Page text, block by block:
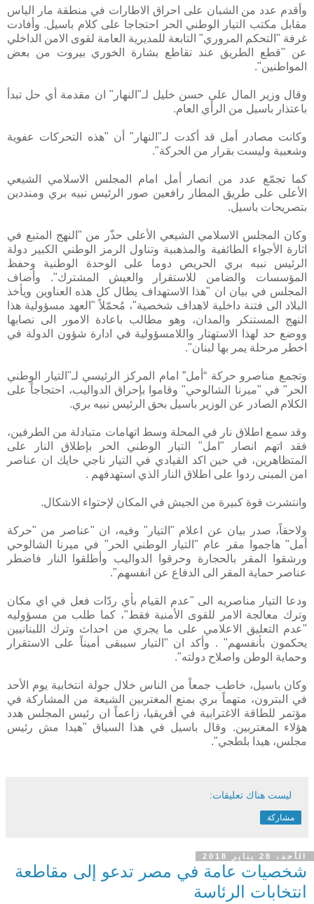
وأقدم عدد من الشبان على احراق الاطارات في منطقة مار الياس
مقابل مكتب التيار الوطني الحر احتجاجا على كلام باسيل. وأفادت
غرفة "التحكم المروري" التابعة للمديرية العامة لقوى الامن الداخلي
عن "قطع الطريق عند تقاطع بشارة الخوري بيروت من بعض
المواطنين".
وقال وزير المال علي حسن خليل لـ"النهار" ان مقدمة أي حل تبدأ
باعتذار باسيل من الرأي العام.
وكانت مصادر أمل قد أكدت لـ"النهار" أن "هذه التحركات عفوية
وشعبية وليست بقرار من الحركة".
كما تجمّع عدد من انصار أمل امام المجلس الاسلامي الشيعي
الأعلى على طريق المطار رافعين صور الرئيس نبيه بري ومنددين
بتصريحات باسيل.
وكان المجلس الاسلامي الشيعي الأعلى حذّر من "النهج المتبع في
اثارة الأجواء الطائفية والمذهبية وتناول الرمز الوطني الكبير دولة
الرئيس نبيه بري الحريص دوما على الوحدة الوطنية وحفظ
المؤسسات والضامن للاستقرار والعيش المشترك". وأضاف
المجلس في بيان ان "هذا الاستهداف يطال كل هذه العناوين ويأخذ
البلاد الى فتنة داخلية لاهداف شخصية"، مُحمّلاً "العهد مسؤولية هذا
النهج المستنكر والمدان، وهو مطالب باعادة الامور الى نصابها
ووضع حد لهذا الاستهتار واللامسؤولية في ادارة شؤون الدولة في
اخطر مرحلة يمر بها لبنان".
وتجمع مناصرو حركة “أمل” امام المركز الرئيسي لـ"التيار الوطني
الحر" في "ميرنا الشالوحي" وقاموا بإحراق الدواليب، احتجاجاً على
الكلام الصادر عن الوزير باسيل بحق الرئيس نبيه بري.
وقد سمع اطلاق نار في المحلة وسط اتهامات متبادلة من الطرفين،
فقد اتهم انصار "امل" التيار الوطني الحر بإطلاق النار على
المتظاهرين، في حين اكد القيادي في التيار ناجي حايك ان عناصر
امن المبنى ردوا على اطلاق النار الذي استهدفهم .
وانتشرت قوة كبيرة من الجيش في المكان لإحتواء الاشكال.
ولاحقاً، صدر بيان عن اعلام "التيار" وفيه، ان "عناصر من "حركة
أمل" هاجموا مقر عام "التيار الوطني الحر" في ميرنا الشالوحي
ورشقوا المقر بالحجارة وحرقوا الدواليب وأطلقوا النار فاضطر
عناصر حماية المقر الى الدفاع عن انفسهم".
ودعا التيار مناصريه الى "عدم القيام بأي ردّات فعل في اي مكان
وترك معالجة الامر للقوى الأمنية فقط"، كما طلب من مسؤوليه
"عدم التعليق الاعلامي على ما يجري من احداث وترك اللبنانيين
يحكمون بأنفسهم" . وأكد ان "التيار سيبقى أميناً على الاستقرار
وحماية الوطن واصلاح دولته".
وكان باسيل، خاطب جمعاً من الناس خلال جولة انتخابية يوم الأحد
في البترون، متهماً بري بمنع المغتربين الشيعة من المشاركة في
مؤتمر للطاقة الاغترابية في أفريقيا، زاعماً ان رئيس المجلس هدد
هؤلاء المغتربين. وقال باسيل في هذا السياق "هيدا مش رئيس
مجلس، هيدا بلطجي".
ليست هناك تعليقات:
مشاركة
الأحد، 28 يناير 2018
شخصيات عامة في مصر تدعو إلى مقاطعة
انتخابات الرئاسة